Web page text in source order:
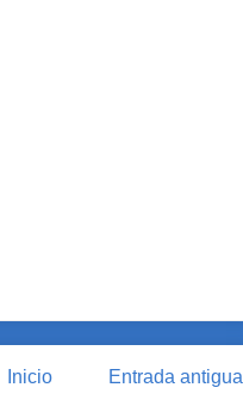
Entrada antigua
Inicio